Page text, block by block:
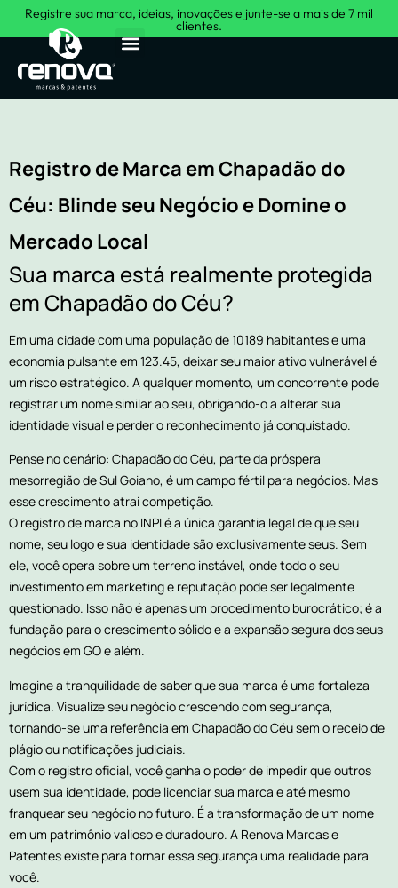
Registre sua marca, ideias, inovações e junte-se a mais de 7 mil
clientes.
Registro de Marca em Chapadão do
Céu: Blinde seu Negócio e Domine o
Mercado Local
Sua marca está realmente protegida
em Chapadão do Céu?
Em uma cidade com uma população de 10189 habitantes e uma
economia pulsante em 123.45, deixar seu maior ativo vulnerável é
um risco estratégico. A qualquer momento, um concorrente pode
registrar um nome similar ao seu, obrigando-o a alterar sua
identidade visual e perder o reconhecimento já conquistado.
Pense no cenário: Chapadão do Céu, parte da próspera
mesorregião de Sul Goiano, é um campo fértil para negócios. Mas
esse crescimento atrai competição.
O registro de marca no INPI é a única garantia legal de que seu
nome, seu logo e sua identidade são exclusivamente seus. Sem
ele, você opera sobre um terreno instável, onde todo o seu
investimento em marketing e reputação pode ser legalmente
questionado. Isso não é apenas um procedimento burocrático; é a
fundação para o crescimento sólido e a expansão segura dos seus
negócios em GO e além.
Imagine a tranquilidade de saber que sua marca é uma fortaleza
jurídica. Visualize seu negócio crescendo com segurança,
tornando-se uma referência em Chapadão do Céu sem o receio de
plágio ou notificações judiciais.
Com o registro oficial, você ganha o poder de impedir que outros
usem sua identidade, pode licenciar sua marca e até mesmo
franquear seu negócio no futuro. É a transformação de um nome
em um patrimônio valioso e duradouro. A Renova Marcas e
Patentes existe para tornar essa segurança uma realidade para
você.